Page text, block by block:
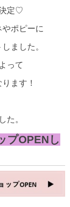
定♡
ポピーに
ました。
って
ます！
た。
プOPENし